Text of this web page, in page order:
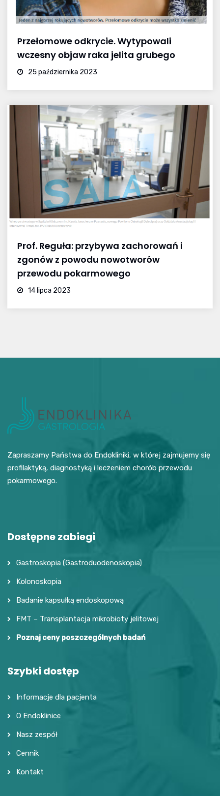
Przełomowe odkrycie. Wytypowali
wczesny objaw raka jelita grubego
25 października 2023
Prof. Reguła: przybywa zachorowań i
zgonów z powodu nowotworów
przewodu pokarmowego
14 lipca 2023
Zapraszamy Państwa do Endokliniki, w której zajmujemy się
profilaktyką, diagnostyką i leczeniem chorób przewodu
pokarmowego.
Dostępne zabiegi
Gastroskopia (Gastroduodenoskopia)
Kolonoskopia
Badanie kapsułką endoskopową
FMT – Transplantacja mikrobioty jelitowej
Poznaj ceny poszczególnych badań
Szybki dostęp
Informacje dla pacjenta
O Endoklinice
Nasz zespół
Cennik
Kontakt